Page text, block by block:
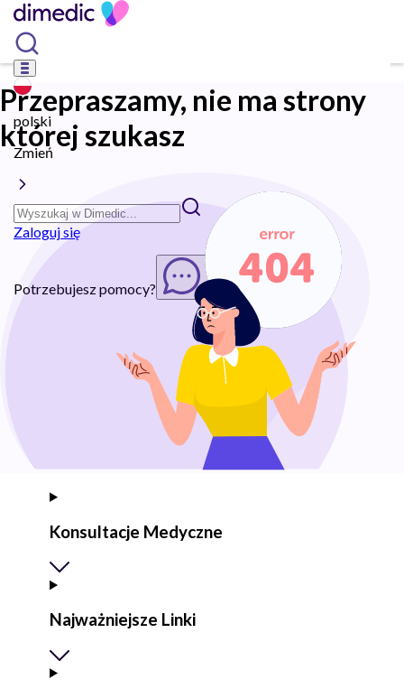
polski
Zmień
Zaloguj się
Potrzebujesz pomocy? Rozpocznij chat
Przepraszamy, nie ma strony
której szukasz
Konsultacje Medyczne
Najważniejsze Linki